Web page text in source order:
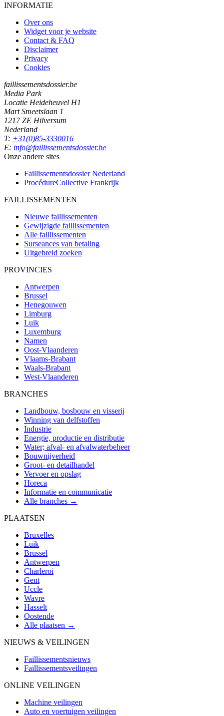
INFORMATIE
Over ons
Widget voor je website
Contact & FAQ
Disclaimer
Privacy
Cookies
faillissementsdossier.be
Media Park
Locatie Heideheuvel H1
Mart Smeetslaan 1
1217 ZE Hilversum
Nederland
T: +31(0)85-3330016
E: info@faillissementsdossier.be
Onze andere sites
Faillissementsdossier Nederland
ProcédureCollective Frankrijk
FAILLISSEMENTEN
Nieuwe faillissementen
Gewijzigde faillissementen
Alle faillissementen
Surseances van betaling
Uitgebreid zoeken
PROVINCIES
Antwerpen
Brussel
Henegouwen
Limburg
Luik
Luxemburg
Namen
Oost-Vlaanderen
Vlaams-Brabant
Waals-Brabant
West-Vlaanderen
BRANCHES
Landbouw, bosbouw en visserij
Winning van delfstoffen
Industrie
Energie, productie en distributie
Water; afval- en afvalwaterbeheer
Bouwnijverheid
Groot- en detailhandel
Vervoer en opslag
Horeca
Informatie en communicatie
Alle branches →
PLAATSEN
Bruxelles
Luik
Brussel
Antwerpen
Charleroi
Gent
Uccle
Wavre
Hasselt
Oostende
Alle plaatsen →
NIEUWS & VEILINGEN
Faillissementsnieuws
Faillissementsveilingen
ONLINE VEILINGEN
Machine veilingen
Auto en voertuigen veilingen